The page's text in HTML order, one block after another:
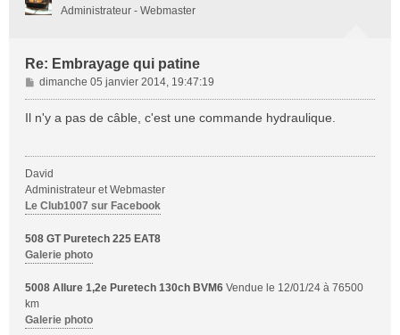
Administrateur - Webmaster
Re: Embrayage qui patine
M
e
g
e
dimanche 05 janvier 2014, 19:47:19
Il n'y a pas de câble, c'est une commande hydraulique.
David
Administrateur et Webmaster
Le Club1007 sur Facebook
508 GT Puretech 225 EAT8
Galerie photo
5008 Allure 1,2e Puretech 130ch BVM6 Vendue le 12/01/24 à 76500
km
Galerie photo